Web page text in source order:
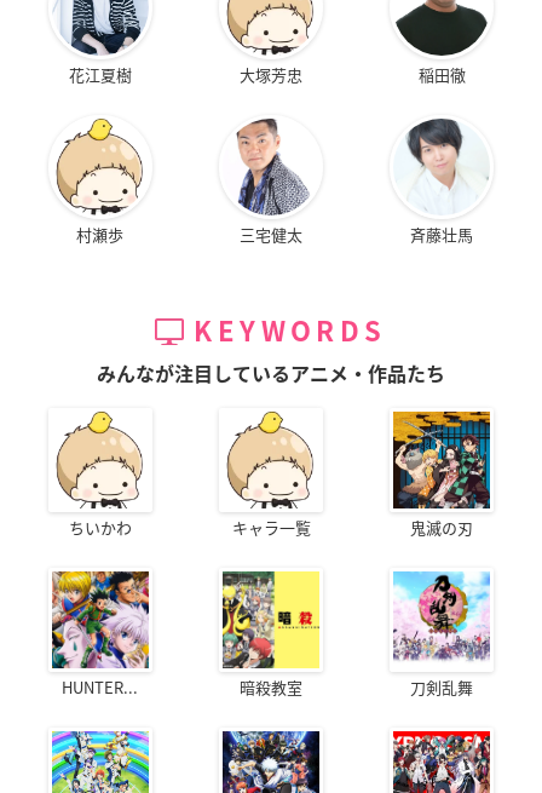
花江夏樹 大塚芳忠 稲田徹
村瀬歩 三宅健太 斉藤壮馬
KEYWORDS
みんなが注目しているアニメ・作品たち
ちいかわ キャラ一覧 鬼滅の刃
HUNTER... 暗殺教室 刀剣乱舞